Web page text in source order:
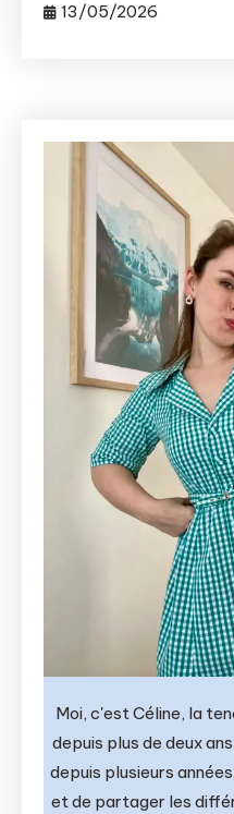
13/05/2026
Moi, c'est Céline, la
depuis plus de deux
depuis plusieurs
et de partager les